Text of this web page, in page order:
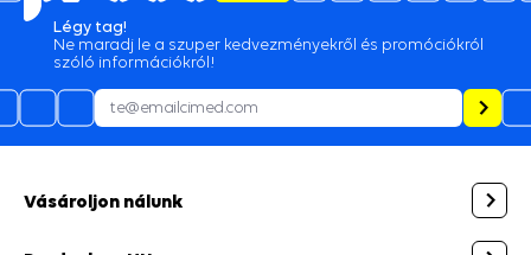
Légy tag!
Ne maradj le a szuper kedvezményekről és promóciókról
szóló információkról!
Vásároljon nálunk